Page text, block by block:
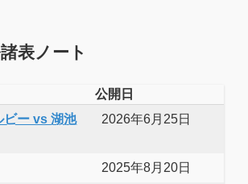
表ノート
公開日
ビー vs 湖池
2026年6月25日
2025年8月20日